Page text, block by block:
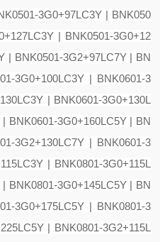
3G0+97LC3Y | BNK050
| BNK0501-3G0+12
| BNK0501-3G2+97LC7Y | BN
3G0+100LC3Y | BNK0601-3
| BNK0601-3G0+130L
BNK0601-3G0+160LC5Y | BN
3G2+130LC7Y | BNK0601-3
| BNK0801-3G0+115L
BNK0801-3G0+145LC5Y | BN
3G0+175LC5Y | BNK0801-3
| BNK0801-3G2+115L